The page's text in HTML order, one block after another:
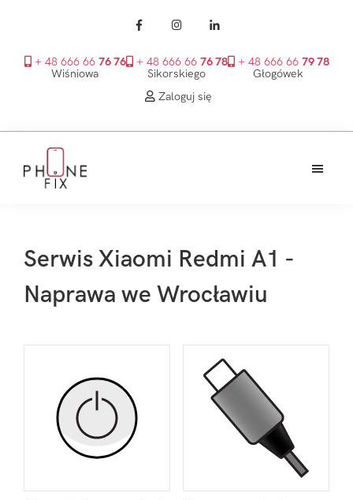
+ 48 666 66 76 76
Wiśniowa
+ 48 666 66 76 78
Sikorskiego
+ 48 666 66 79 78
Głogówek
Zaloguj się
głównego
Serwis Xiaomi Redmi A1 -
Naprawa we Wrocławiu